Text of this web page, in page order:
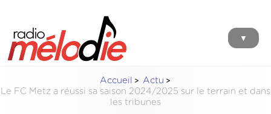
▼
Accueil
Actu
Le FC Metz a réussi sa saison 2024/2025 sur le terrain et dans
les tribunes